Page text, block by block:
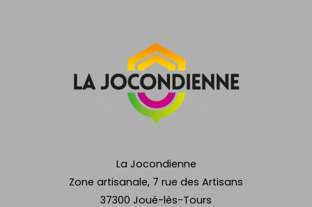
La Jocondienne
Zone artisanale, 7 rue des Artisans
37300 Joué-lès-Tours